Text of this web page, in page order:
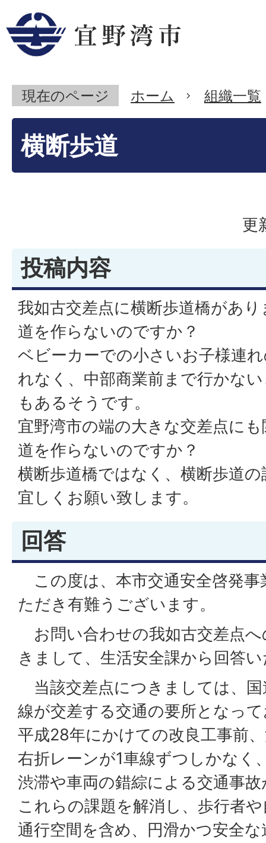
現在のページ ホーム 組織一覧
横断歩道
更
投稿内容
我如古交差点に横断歩道橋があ
道を作らないのですか？
ベビーカーでの小さいお子様連
れなく、中部商業前まで行かな
もあるそうです。
宜野湾市の端の大きな交差点に
道を作らないのですか？
横断歩道橋ではなく、横断歩道
宜しくお願い致します。
回答
この度は、本市交通安全啓発事
ただき有難うございます。
お問い合わせの我如古交差点
きまして、生活安全課から回答
当該交差点につきましては、
線が交差する交通の要所となっ
平成28年にかけての改良工事前
右折レーンが1車線ずつしかなく
渋滞や車両の錯綜による交通事
これらの課題を解消し、歩行者
通行空間を含め、円滑かつ安全